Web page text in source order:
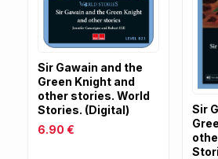
Sir Gawain and the
Green Knight and
other stories. World
Stories. (Digital)
6.90 €
Sir